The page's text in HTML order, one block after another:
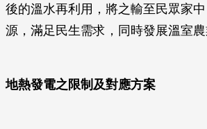
後的溫水再利用，將之輸至民眾家
源，滿足民生需求，同時發展溫室農
地熱發電之限制及對應方案